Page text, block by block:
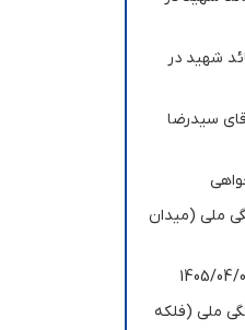
شهید در
سیدرضا
ملی (میدان
ملی (فلکه